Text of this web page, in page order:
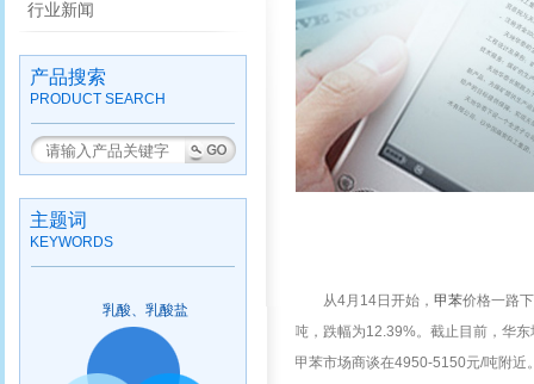
行业新闻
产品搜索
PRODUCT SEARCH
主题词
KEYWORDS
乳酸、乳酸盐
从4月14日开始，甲苯价格一路
吨，跌幅为12.39%。截止目前，华
甲苯市场商谈在4950-5150元/吨附近